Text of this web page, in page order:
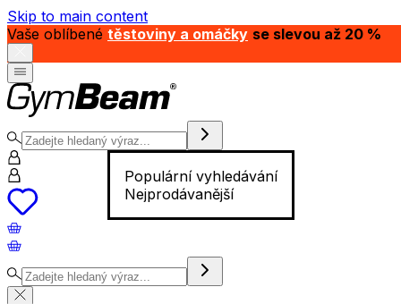
Skip to main content
Vaše oblíbené těstoviny a omáčky se slevou až 20 %
Populární vyhledávání
Nejprodávanější